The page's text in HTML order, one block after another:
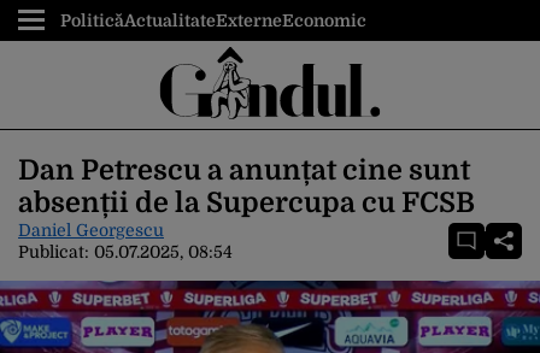
PoliticăActualitateExterneEconomic
Dan Petrescu a anunțat cine sunt
absenții de la Supercupa cu FCSB
Daniel Georgescu
Publicat: 05.07.2025, 08:54